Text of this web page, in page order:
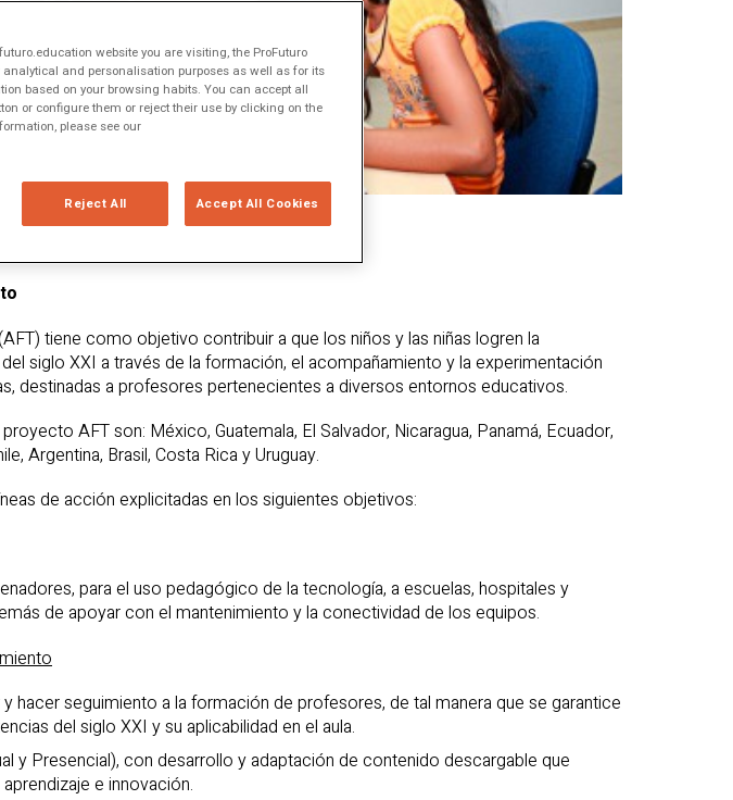
tiene como objetivo contribuir a que los niños y las niñas logren la
siglo XXI a través de la formación, el acompañamiento y la experimentación
destinadas a profesores pertenecientes a diversos entornos educativos.
AFT son: México, Guatemala, El Salvador, Nicaragua, Panamá, Ecuador,
Argentina, Brasil, Costa Rica y Uruguay.
de acción explicitadas en los siguientes objetivos:
para el uso pedagógico de la tecnología, a escuelas, hospitales y
de apoyar con el mantenimiento y la conectividad de los equipos.
hacer seguimiento a la formación de profesores, de tal manera que se garantice
del siglo XXI y su aplicabilidad en el aula.
y Presencial), con desarrollo y adaptación de contenido descargable que
e innovación.
website you are visiting, the ProFuturo
and personalisation purposes as well as for its
based on your browsing habits. You can accept all
or configure them or reject their use by clicking on the
please see our
Reject All Accept All Cookies